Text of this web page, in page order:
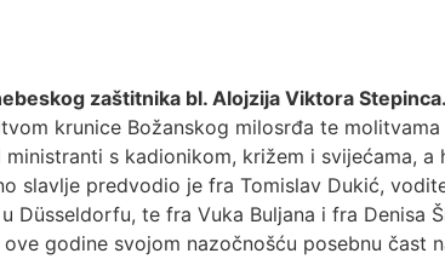
zaštitnika bl. Alojzija Viktora Stepinca.
krunice Božanskog milosrđa te
s kadionikom, križem i svijećama,
slavlje predvodio je fra Tomislav Dukić,
Düsseldorfu, te fra Vuka Buljana i fra Denisa
godine svojom nazočnošću posebnu čast